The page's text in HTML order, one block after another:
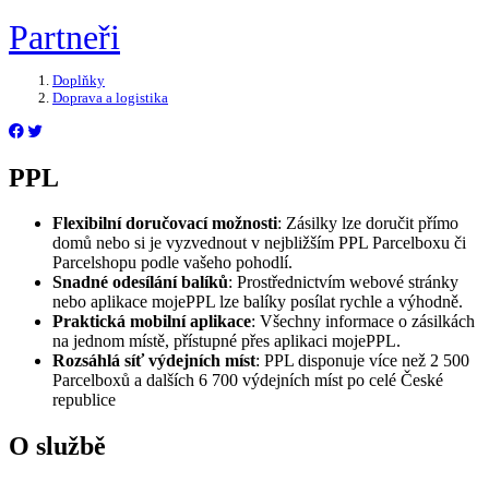
Partneři
Doplňky
Doprava a logistika
PPL
Flexibilní doručovací možnosti: Zásilky lze doručit přímo
domů nebo si je vyzvednout v nejbližším PPL Parcelboxu či
Parcelshopu podle vašeho pohodlí.
Snadné odesílání balíků: Prostřednictvím webové stránky
nebo aplikace mojePPL lze balíky posílat rychle a výhodně.
Praktická mobilní aplikace: Všechny informace o zásilkách
na jednom místě, přístupné přes aplikaci mojePPL.
Rozsáhlá síť výdejních míst: PPL disponuje více než 2 500
Parcelboxů a dalších 6 700 výdejních míst po celé České
republice
O službě